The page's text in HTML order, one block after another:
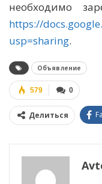
необходимо
https://
usp=sharing.
Объявление
0
579
Делиться